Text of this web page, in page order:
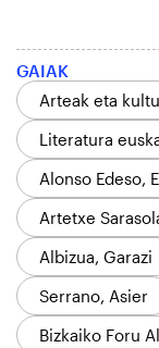
GAIAK
Arteak eta
Literatura
Alonso Edeso,
Artetxe
Albizua, Garazi
Serrano, Asier
Bizkaiko Foru